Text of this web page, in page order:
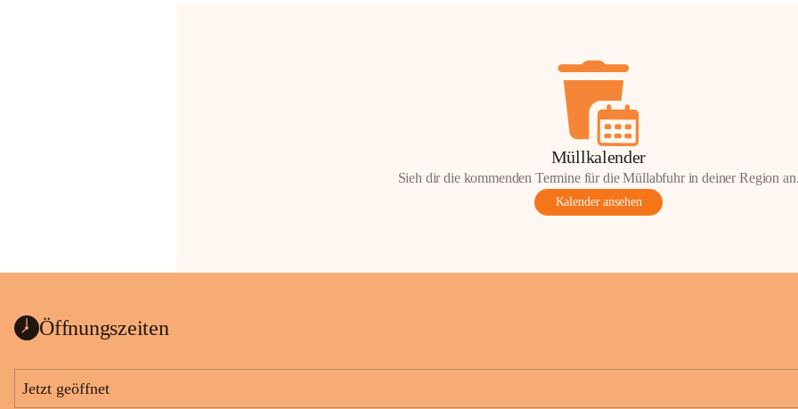
Müllkalender
Sieh dir die kommenden Termine für die Müllabfuhr in deiner Region
Kalender ansehen
Öffnungszeiten
Jetzt geöffnet